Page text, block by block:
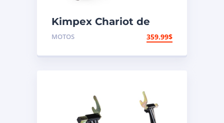
Kimpex Chariot de
transport long pour
motocyclette – sortie
avant 1500 lb
MOTOS 359.99$